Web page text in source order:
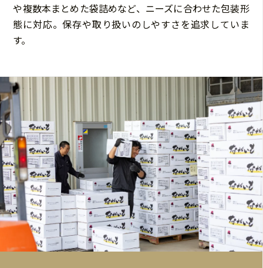
や複数本まとめた袋詰めなど、ニーズに合わせた包装形
態に対応。保存や取り扱いのしやすさを追求していま
す。